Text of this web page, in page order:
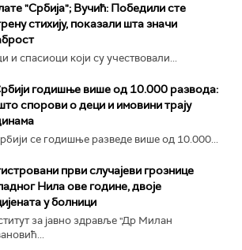
"Србија"; Вучић: Победили сте
стихију, показали шта значи
и спасиоци који су учествовали...
годишње више од 10.000 развода:
спорови о деци и имовини трају
се годишње разведе више од 10.000...
први случајеви грознице
Нила ове године, двоје
у болници
за јавно здравље "Др Милан